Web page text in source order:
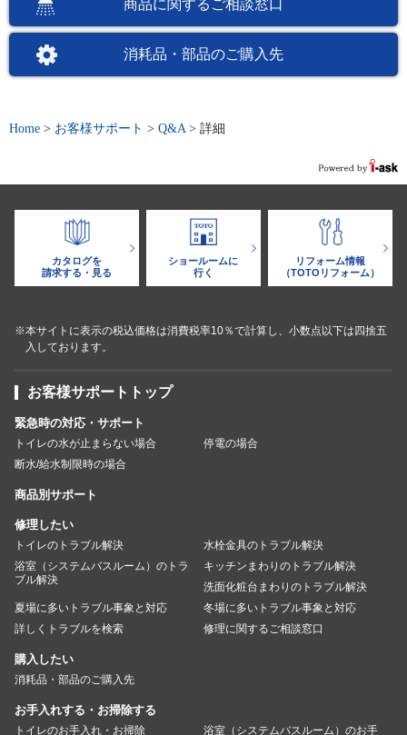
商品に関するご相談窓口
消耗品・部品のご購入先
Home > お客様サポート > Q&A > 詳細
カタログを
請求する・見る
ショールームに
行く
リフォーム情報
（TOTOリフォーム）
※本サイトに表示の税込価格は消費税率10％で計算し、小数点以下は四捨五
入しております。
お客様サポートトップ
緊急時の対応・サポート
トイレの水が止まらない場合
停電の場合
断水/給水制限時の場合
商品別サポート
修理したい
トイレのトラブル解決
水栓金具のトラブル解決
浴室（システムバスルーム）のトラ
ブル解決
キッチンまわりのトラブル解決
洗面化粧台まわりのトラブル解決
夏場に多いトラブル事象と対応
冬場に多いトラブル事象と対応
詳しくトラブルを検索
修理に関するご相談窓口
購入したい
消耗品・部品のご購入先
お手入れする・お掃除する
トイレのお手入れ・お掃除 浴室（システムバスルーム）のお手